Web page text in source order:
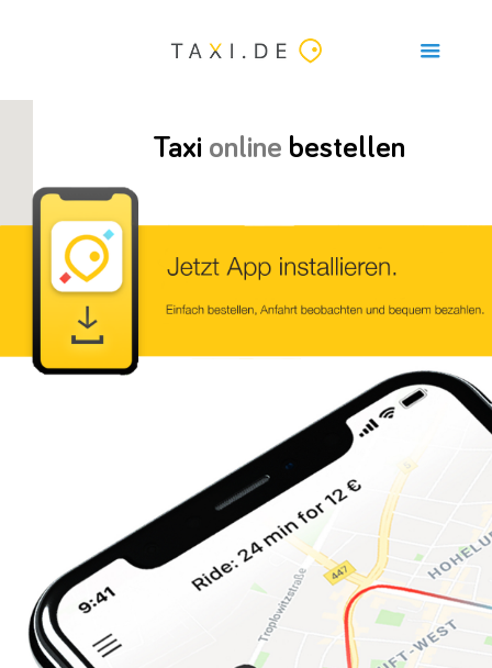
Taxi online bestellen